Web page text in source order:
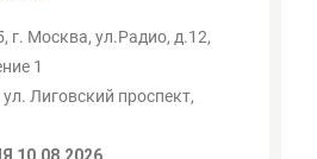
г. Москва, ул.Радио, д.12,
1
Лиговский проспект,